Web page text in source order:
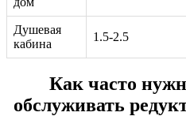
Душевая
кабина
1.5-2.5
Как часто
обслуживать